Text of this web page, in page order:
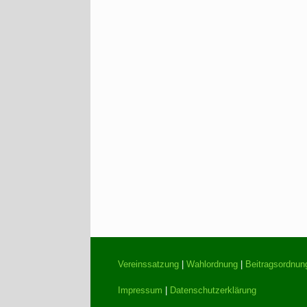
Vereinssatzung | Wahlordnung |
Impressum Datenschutzerklärung